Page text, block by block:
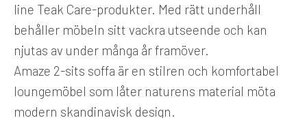
line Teak Care-produkter. Med rätt underhåll
behåller möbeln sitt vackra utseende och kan
njutas av under många år framöver.
Amaze 2-sits soffa är en stilren och komfortabel
loungemöbel som låter naturens material möta
modern skandinavisk design.